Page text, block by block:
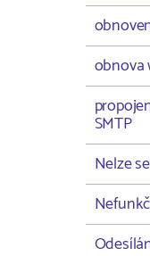
obnova
SMTP
Nelze